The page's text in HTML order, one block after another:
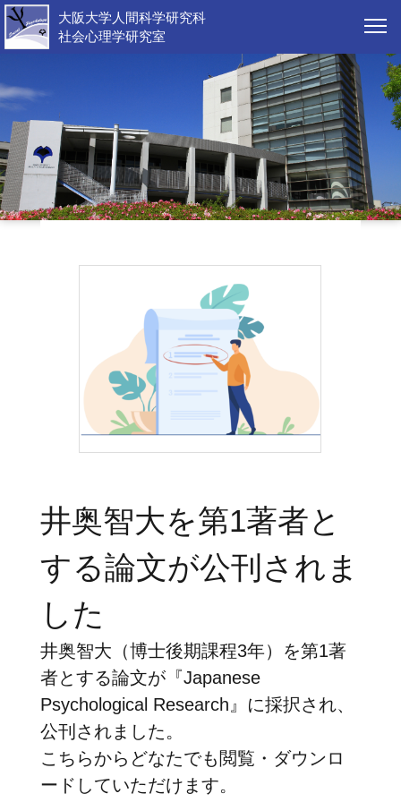
大阪大学人間科学研究科
社会心理学研究室
井奥智大を第1著者と
する論文が公刊されま
した
井奥智大（博士後期課程3年）を第1著
者とする論文が『Japanese
Psychological Research』に採択され、
公刊されました。
こちらからどなたでも閲覧・ダウンロ
ードしていただけます。